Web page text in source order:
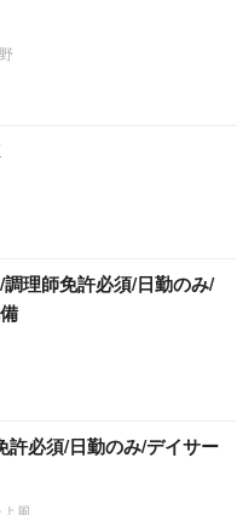
理師免許必須/日勤のみ/
許必須/日勤のみ/デイサー
風